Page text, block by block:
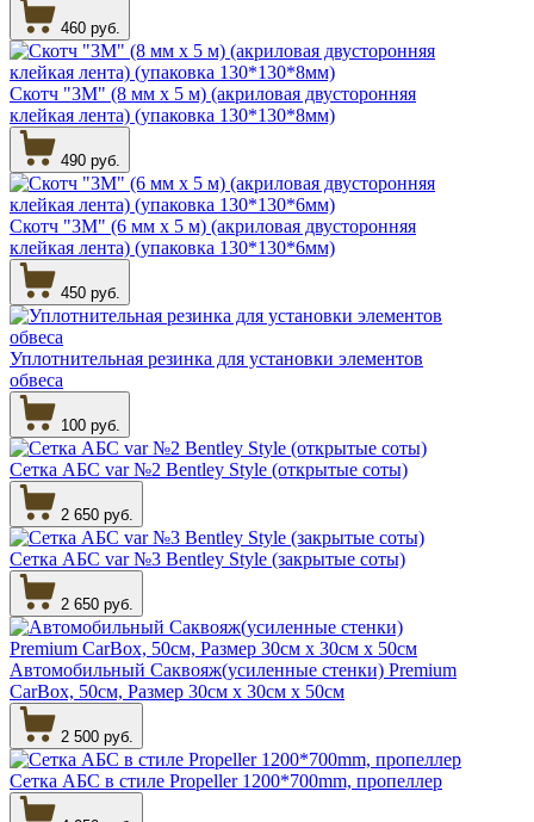
460 руб.
Скотч "3М" (8 мм х 5 м) (акриловая двусторонняя
клейкая лента) (упаковка 130*130*8мм)
490 руб.
Скотч "3М" (6 мм х 5 м) (акриловая двусторонняя
клейкая лента) (упаковка 130*130*6мм)
450 руб.
Уплотнительная резинка для установки элементов
обвеса
100 руб.
Сетка АБС var №2 Bentley Style (открытые соты)
2 650 руб.
Сетка АБС var №3 Bentley Style (закрытые соты)
2 650 руб.
Автомобильный Саквояж(усиленные стенки) Premium
CarBox, 50см, Размер 30см х 30см х 50см
2 500 руб.
Сетка АБС в стиле Propeller 1200*700mm, пропеллер